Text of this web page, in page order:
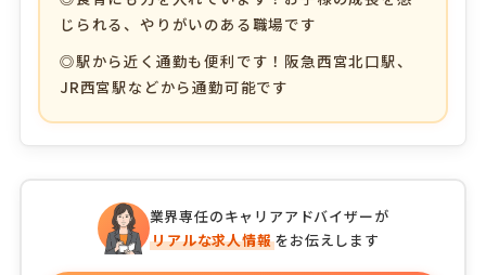
じられる、やりがいのある職場です
◎駅から近く通勤も便利です！阪急西宮北口駅、
JR西宮駅などから通勤可能です
業界専任のキャリアアドバイザーが
リアルな求人情報をお伝えします